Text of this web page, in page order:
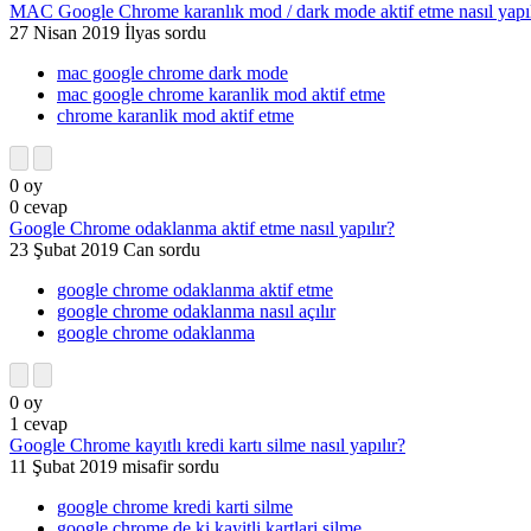
MAC Google Chrome karanlık mod / dark mode aktif etme nasıl
27 Nisan 2019 İlyas sordu
mac google chrome dark mode
mac google chrome karanlik mod aktif etme
chrome karanlik mod aktif etme
0 oy
0 cevap
Google Chrome odaklanma aktif etme nasıl yapılır?
23 Şubat 2019 Can sordu
google chrome odaklanma aktif etme
google chrome odaklanma nasıl açılır
google chrome odaklanma
0 oy
1 cevap
Google Chrome kayıtlı kredi kartı silme nasıl yapılır?
11 Şubat 2019 misafir sordu
google chrome kredi karti silme